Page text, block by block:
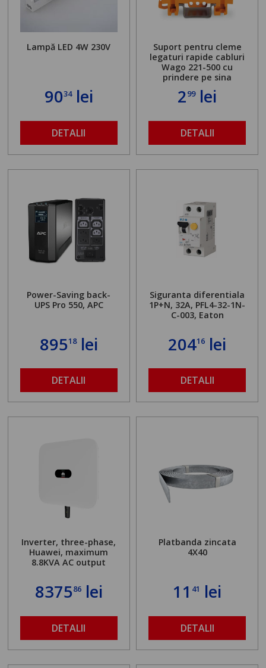
Lampă LED 4W 230V
9034lei
DETALII
Suport pentru cleme
legaturi rapide cabluri
Wago 221-500 cu
prindere pe sina
299lei
DETALII
Power-Saving back-
UPS Pro 550, APC
89518lei
DETALII
Siguranta diferentiala
1P+N, 32A, PFL4-32-1N-
C-003, Eaton
20416 lei
DETALII
Inverter, three-phase,
Huawei, maximum
8.8KVA AC output
837586lei
DETALII
Platbanda zincata
4X40
11 41 lei
DETALII